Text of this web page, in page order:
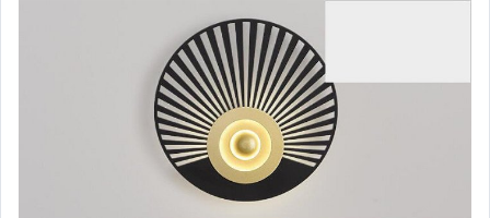
相機、攝影與周邊